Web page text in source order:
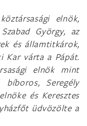
elnök,
György, az
és államtitkárok,
Kar várta a Pápát.
elnök mint
Seregély
és Keresztes
üdvözölte a